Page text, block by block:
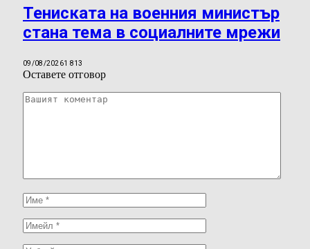
Тениската на военния министър
стана тема в социалните мрежи
09/08/20261 813
Оставете отговор